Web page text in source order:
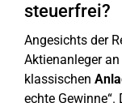
steuerfrei?
Angesichts der
Aktienanleger
klassischen
echte